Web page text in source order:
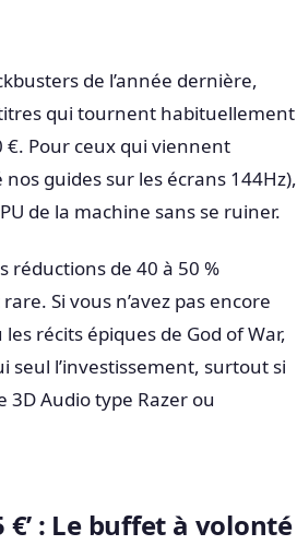
de l’année dernière,
qui tournent habituellement
€. Pour ceux qui viennent
guides sur les écrans 144Hz),
de la machine sans se ruiner.
réductions de 40 à 50 %
Si vous n’avez pas encore
récits épiques de God of War,
seul l’investissement, surtout si
Audio type Razer ou
€’ : Le buffet à volonté